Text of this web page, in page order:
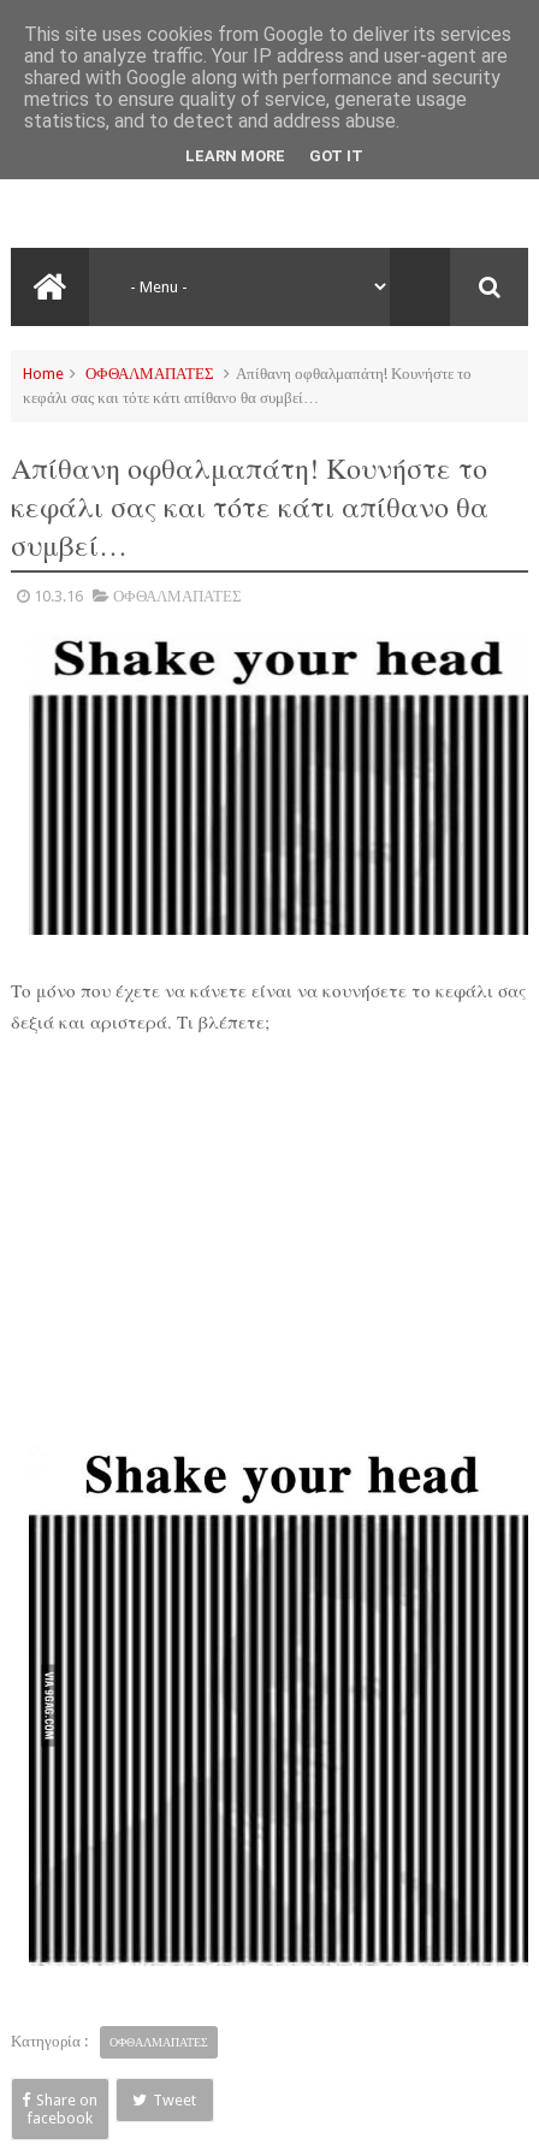
Home ΟΦΘΑΛΜΑΠΑΤΕΣ
Απίθανη οφθαλμαπάτη! Κουνήστε το
κεφάλι σας και τότε κάτι απίθανο θα συμβεί…
Απίθανη οφθαλμαπάτη! Κουνήστε το
κεφάλι σας και τότε κάτι απίθανο θα
συμβεί…
10.3.16 ΟΦΘΑΛΜΑΠΑΤΕΣ
Το μόνο που έχετε να κάνετε είναι να κουνήσετε το κεφάλι σας
δεξιά και αριστερά. Τι βλέπετε;
Κατηγορία : ΟΦΘΑΛΜΑΠΑΤΕΣ
Share on
facebook
Tweet
This site uses cookies from Google to deliver its services
and to analyze traffic. Your IP address and user-agent are
shared with Google along with performance and security
metrics to ensure quality of service, generate usage
statistics, and to detect and address abuse.
LEARN MORE GOT IT